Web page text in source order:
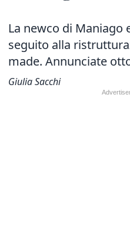
La newco di Maniago
seguito alla
made. Annunciate
Giulia Sacchi